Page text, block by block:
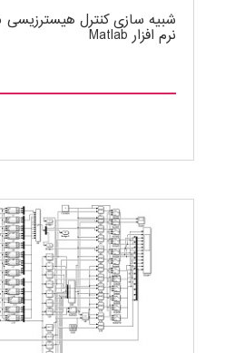
شبیه سازی کنترل هیسترزیسی
نرم افزار Matlab